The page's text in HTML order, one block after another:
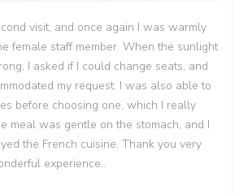
visit, and once again I was warmly
female staff member. When the sunlight
I asked if I could change seats, and
my request. I was also able to
before choosing one, which I really
meal was gentle on the stomach, and I
the French cuisine. Thank you very
experience..